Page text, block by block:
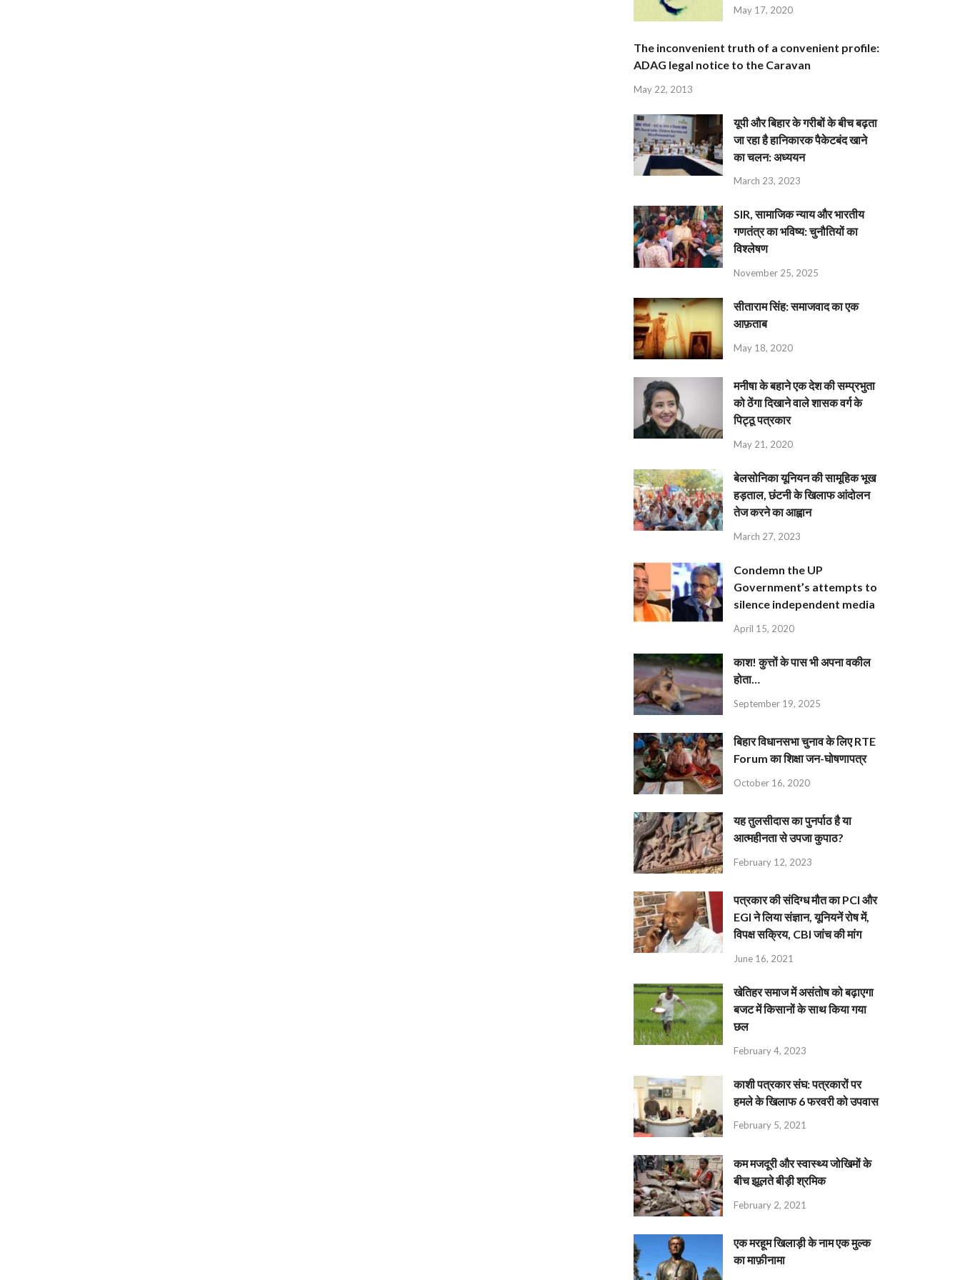
May 17, 2020
The inconvenient truth of a convenient profile:
ADAG legal notice to the Caravan
May 22, 2013
यूपी और बिहार के गरीबों के बीच बढ़ता
जा रहा है हानिकारक पैकेटबंद खाने
का चलन: अध्ययन
March 23, 2023
SIR, सामाजिक न्याय और भारतीय
गणतंत्र का भविष्य: चुनौतियों का
विश्लेषण
November 25, 2025
सीताराम सिंह: समाजवाद का एक
आफ़ताब
May 18, 2020
मनीषा के बहाने एक देश की सम्प्रभुता
को ठेंगा दिखाने वाले शासक वर्ग के
पिट्ठू पत्रकार
May 21, 2020
बेलसोनिका यूनियन की सामूहिक भूख
हड़ताल, छंटनी के खिलाफ आंदोलन
तेज करने का आह्वान
March 27, 2023
Condemn the UP
Government’s attempts to
silence independent media
April 15, 2020
काश! कुत्तों के पास भी अपना वकील
होता…
September 19, 2025
बिहार विधानसभा चुनाव के लिए RTE
Forum का शिक्षा जन-घोषणापत्र
October 16, 2020
यह तुलसीदास का पुनर्पाठ है या
आत्महीनता से उपजा कुपाठ?
February 12, 2023
पत्रकार की संदिग्ध मौत का PCI और
EGI ने लिया संज्ञान, यूनियनें रोष में,
विपक्ष सक्रिय, CBI जांच की मांग
June 16, 2021
खेतिहर समाज में असंतोष को बढ़ाएगा
बजट में किसानों के साथ किया गया
छल
February 4, 2023
काशी पत्रकार संघ: पत्रकारों पर
हमले के खिलाफ 6 फरवरी को उपवास
February 5, 2021
कम मजदूरी और स्वास्थ्य जोखिमों के
बीच झूलते बीड़ी श्रमिक
February 2, 2021
एक मरहूम खिलाड़ी के नाम एक मुल्क
का माफ़ीनामा